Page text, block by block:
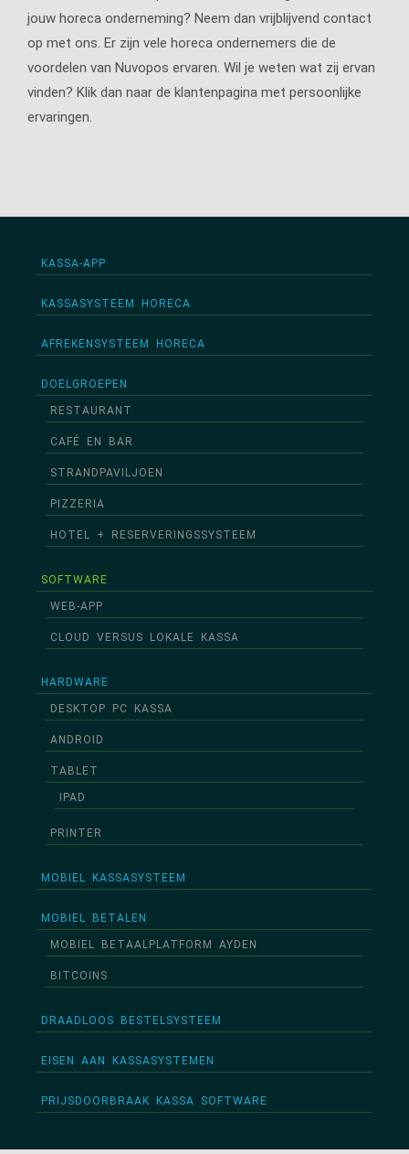
jouw horeca onderneming? Neem dan vrijblijvend contact
op met ons. Er zijn vele horeca ondernemers die de
voordelen van Nuvopos ervaren. Wil je weten wat zij ervan
vinden? Klik dan naar de klantenpagina met persoonlijke
ervaringen.
KASSA-APP
KASSASYSTEEM HORECA
AFREKENSYSTEEM HORECA
DOELGROEPEN
RESTAURANT
CAFÉ EN BAR
STRANDPAVILJOEN
PIZZERIA
HOTEL + RESERVERINGSSYSTEEM
SOFTWARE
WEB-APP
CLOUD VERSUS LOKALE KASSA
HARDWARE
DESKTOP PC KASSA
ANDROID
TABLET
IPAD
PRINTER
MOBIEL KASSASYSTEEM
MOBIEL BETALEN
MOBIEL BETAALPLATFORM AYDEN
BITCOINS
DRAADLOOS BESTELSYSTEEM
EISEN AAN KASSASYSTEMEN
PRIJSDOORBRAAK KASSA SOFTWARE